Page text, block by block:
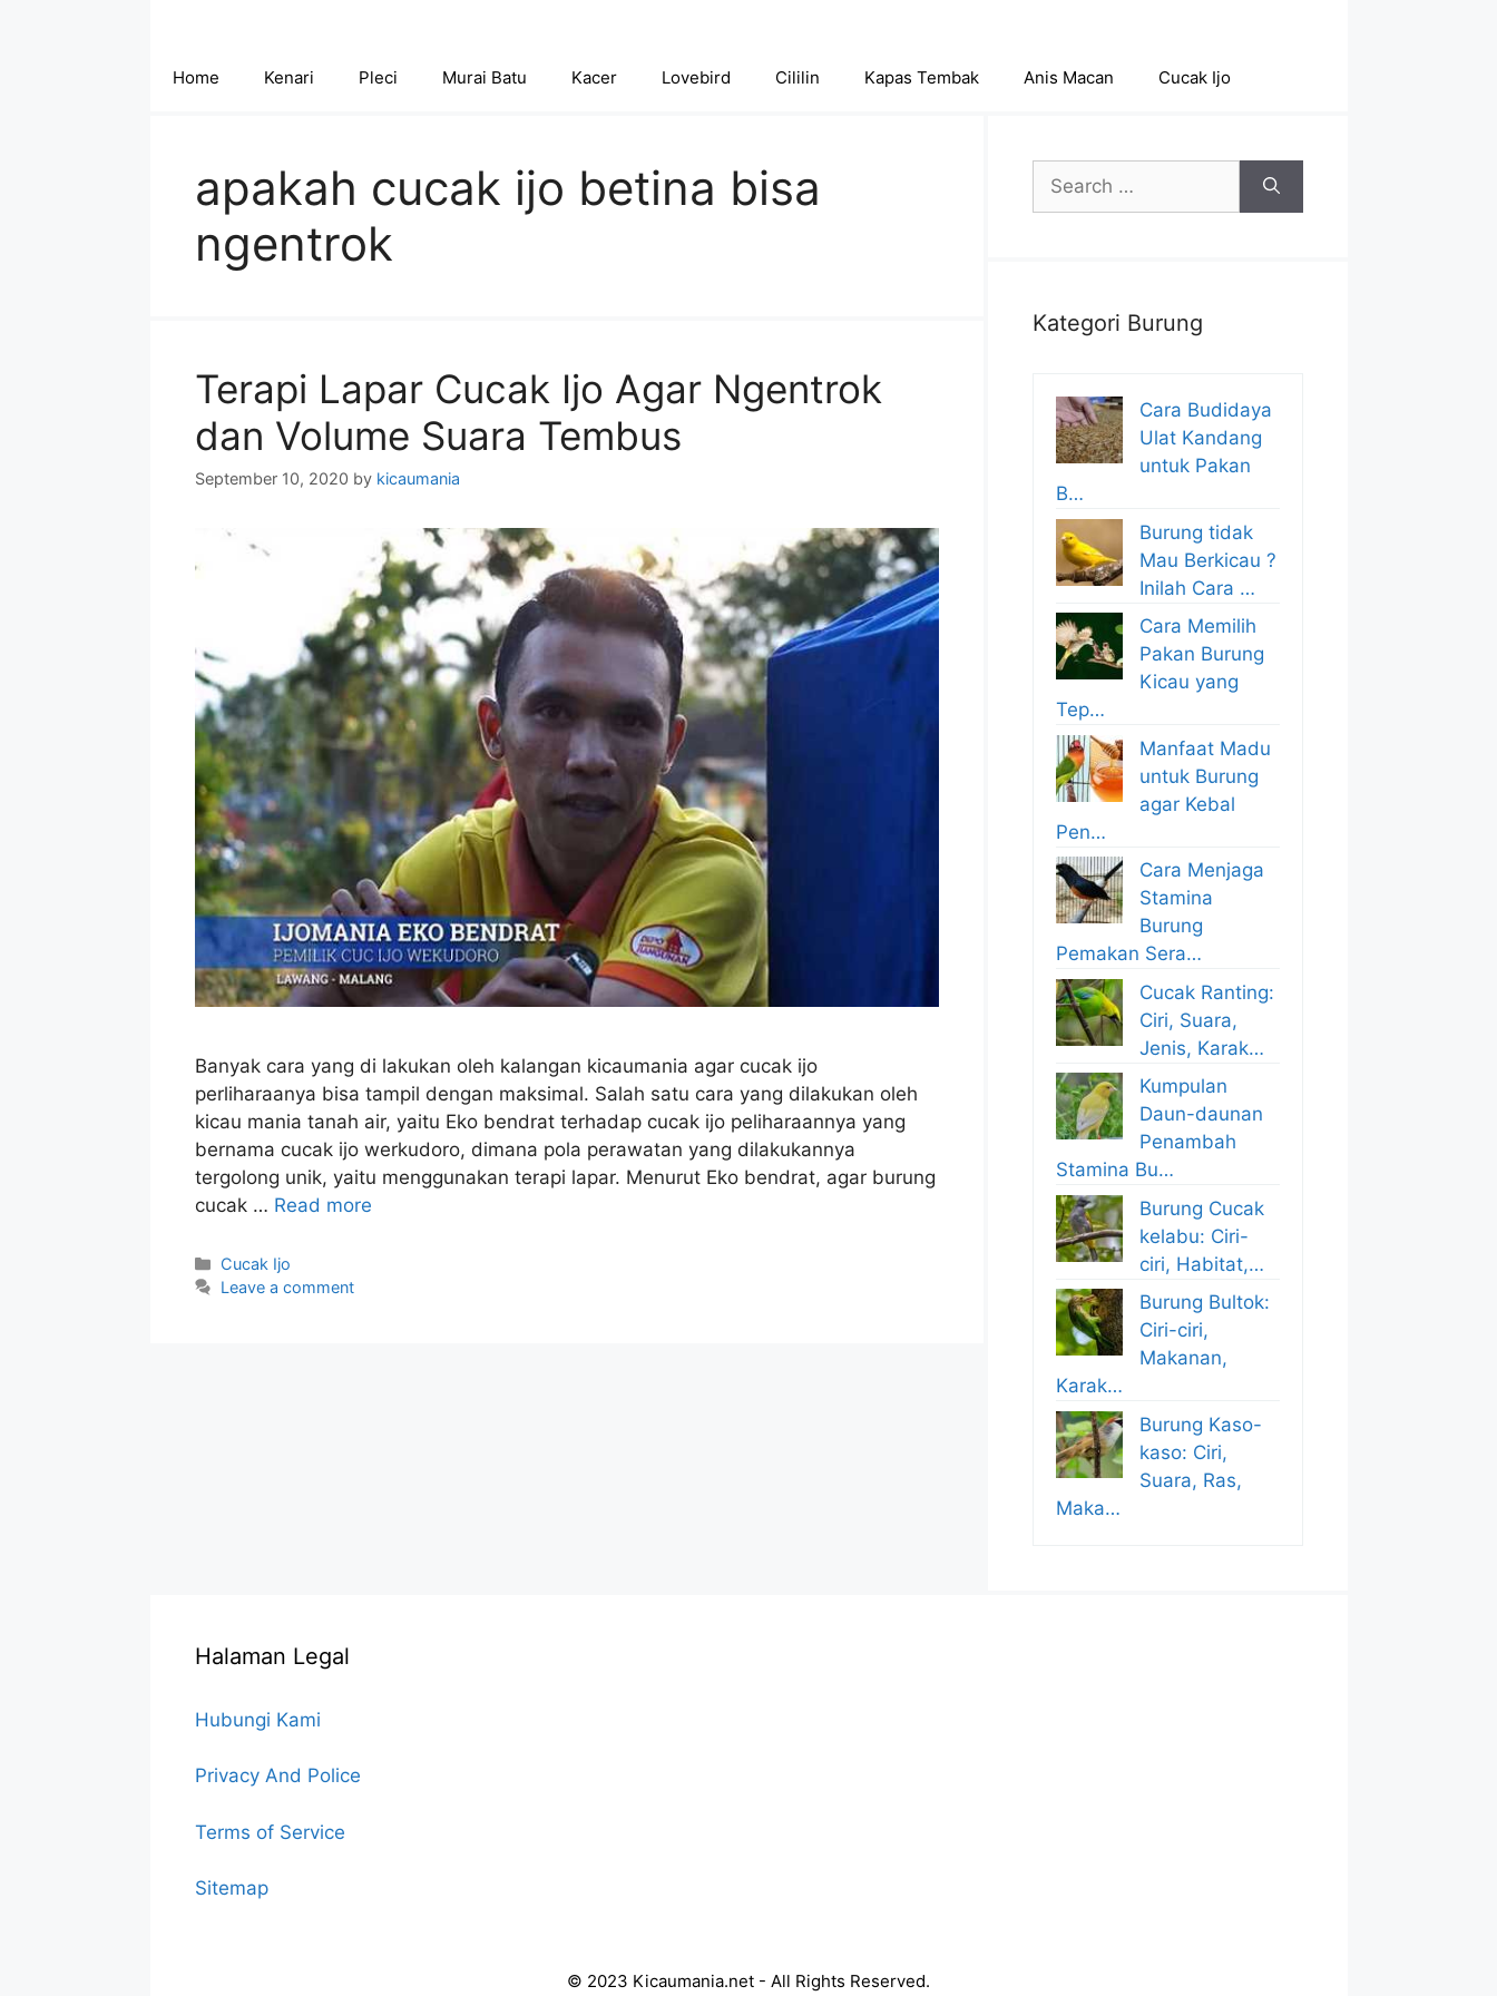
Home Kenari Pleci Murai Batu Kacer Lovebird Cililin Kapas Tembak Anis Macan Cucak Ijo
apakah cucak ijo betina bisa
ngentrok
Terapi Lapar Cucak Ijo Agar Ngentrok
dan Volume Suara Tembus
September 10, 2020 by kicaumania
Banyak cara yang di lakukan oleh kalangan kicaumania agar cucak ijo
perliharaanya bisa tampil dengan maksimal. Salah satu cara yang dilakukan oleh
kicau mania tanah air, yaitu Eko bendrat terhadap cucak ijo peliharaannya yang
bernama cucak ijo werkudoro, dimana pola perawatan yang dilakukannya
tergolong unik, yaitu menggunakan terapi lapar. Menurut Eko bendrat, agar burung
cucak … Read more
Categories
Cucak Ijo
Leave a comment
Search
for:
Kategori Burung
Cara Budidaya
Ulat Kandang
untuk Pakan
B…
Burung tidak
Mau Berkicau ?
Inilah Cara …
Cara Memilih
Pakan Burung
Kicau yang
Tep…
Manfaat Madu
untuk Burung
agar Kebal
Pen…
Cara Menjaga
Stamina
Burung
Pemakan Sera…
Cucak Ranting:
Ciri, Suara,
Jenis, Karak…
Kumpulan
Daun-daunan
Penambah
Stamina Bu…
Burung Cucak
kelabu: Ciri-
ciri, Habitat,…
Burung Bultok:
Ciri-ciri,
Makanan,
Karak…
Burung Kaso-
kaso: Ciri,
Suara, Ras,
Maka…
Halaman Legal
Hubungi Kami
Privacy And Police
Terms of Service
Sitemap
© 2023 Kicaumania.net - All Rights Reserved.